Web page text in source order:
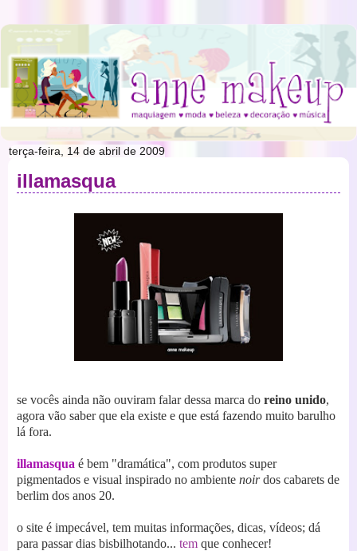
terça-feira, 14 de abril de 2009
illamasqua
se vocês ainda não ouviram falar dessa marca do reino unido,
agora vão saber que ela existe e que está fazendo muito barulho
lá fora.
illamasqua é bem "dramática", com produtos super
pigmentados e visual inspirado no ambiente noirdos cabarets de
berlim dos anos 20.
o site é impecável, tem muitas informações, dicas, vídeos; dá
para passar dias bisbilhotando... tem que conhecer!